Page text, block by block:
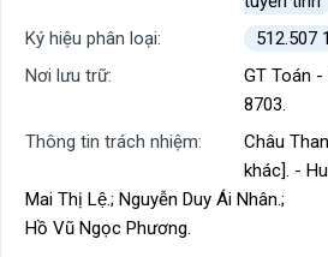
Ký hiệu phân loại:
512.507 1
Nơi lưu trữ:
GT Toán -
8703.
Thông tin trách nhiệm:
Châu
khác]. -
Mai Thị Lệ.; Nguyễn Duy Ái Nhân.;
Hồ Vũ Ngọc Phương.